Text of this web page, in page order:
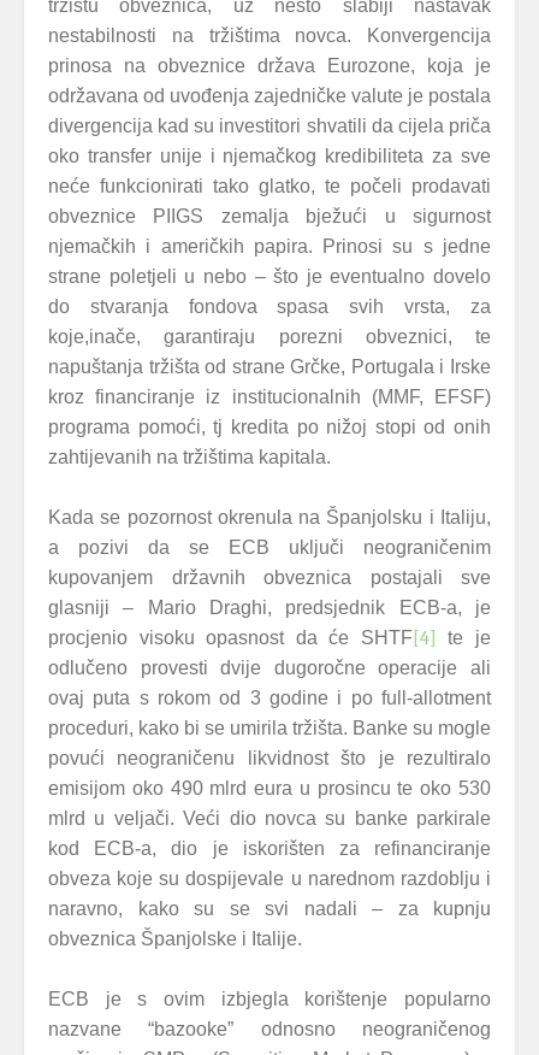
tržištu obveznica, uz nešto slabiji nastavak
nestabilnosti na tržištima novca. Konvergencija
prinosa na obveznice država Eurozone, koja je
održavana od uvođenja zajedničke valute je postala
divergencija kad su investitori shvatili da cijela priča
oko transfer unije i njemačkog kredibiliteta za sve
neće funkcionirati tako glatko, te počeli prodavati
obveznice PIIGS zemalja bježući u sigurnost
njemačkih i američkih papira. Prinosi su s jedne
strane poletjeli u nebo – što je eventualno dovelo
do stvaranja fondova spasa svih vrsta, za
koje,inače, garantiraju porezni obveznici, te
napuštanja tržišta od strane Grčke, Portugala i Irske
kroz financiranje iz institucionalnih (MMF, EFSF)
programa pomoći, tj kredita po nižoj stopi od onih
zahtijevanih na tržištima kapitala.
Kada se pozornost okrenula na Španjolsku i Italiju,
a pozivi da se ECB uključi neograničenim
kupovanjem državnih obveznica postajali sve
glasniji – Mario Draghi, predsjednik ECB-a, je
procjenio visoku opasnost da će SHTF [4]
te je
odlučeno provesti dvije dugoročne operacije ali
ovaj puta s rokom od 3 godine i po full-allotment
proceduri, kako bi se umirila tržišta. Banke su mogle
povući neograničenu likvidnost što je rezultiralo
emisijom oko 490 mlrd eura u prosincu te oko 530
mlrd u veljači. Veći dio novca su banke parkirale
kod ECB-a, dio je iskorišten za refinanciranje
obveza koje su dospijevale u narednom razdoblju i
naravno, kako su se svi nadali – za kupnju
obveznica Španjolske i Italije.
ECB je s ovim izbjegla korištenje popularno
nazvane “bazooke” odnosno neograničenog